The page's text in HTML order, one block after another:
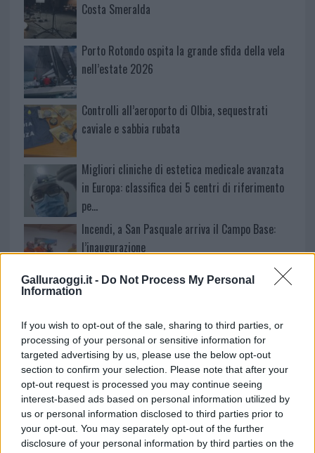
Galluraoggi.it - Do Not Process My Personal
Information
If you wish to opt-out of the sale, sharing to third parties, or
processing of your personal or sensitive information for
targeted advertising by us, please use the below opt-out
section to confirm your selection. Please note that after your
opt-out request is processed you may continue seeing
interest-based ads based on personal information utilized by
us or personal information disclosed to third parties prior to
your opt-out. You may separately opt-out of the further
disclosure of your personal information by third parties on the
Costa Smeralda
Porto Rotondo ospita la grande sfida della vela
nell’estate 2026
Controlli all’aeroporto di Olbia, sequestrati
caviale e sabbia rubata
Migliori cliniche di estetica medicale avanzata
in Europa: classifica dei 5 centri di riferimento
pe…
Incendi, a San Pasquale arriva il Campo Base:
l’inaugurazione
Andrea Mura conquista Palau: grande
Calangianus, allarme sul centro accoglienza
minori, Albieri: “Episodi gravissimi”